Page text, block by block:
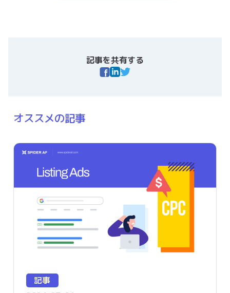
記事を共有する
オススメの記事
記事